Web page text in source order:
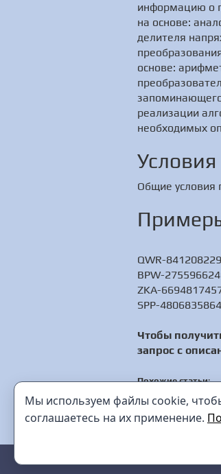
информацию о
на основе:
делителя
основе:
запоминающего
реализации
необходимых
Общие условия
QWR-
BPW-
ZKA-
SPP-
Чтобы
запрос с
Похожие статьи:
[РЕМОНТ]
[РЕМОНТ] АИДМ-
Мы используем файлы cookie,
соглашаетесь на их применение.